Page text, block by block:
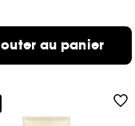
au panier